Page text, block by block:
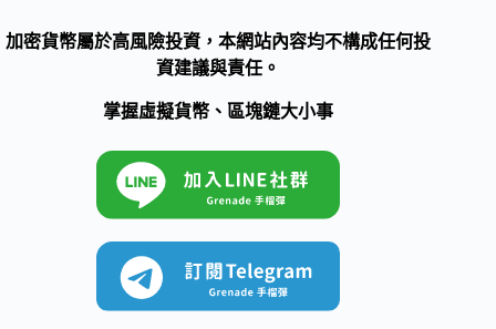
加密貨幣屬於高風險投資，本網站內容均不構成任何投
資建議與責任。
掌握虛擬貨幣、區塊鏈大小事